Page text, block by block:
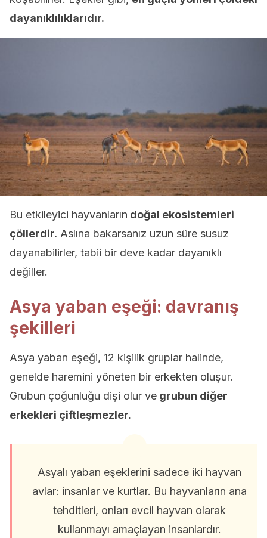
dayanıklılıklarıdır.
Bu etkileyici hayvanların doğal ekosistemleri
çöllerdir. Aslına bakarsanız uzun süre susuz
dayanabilirler, tabii bir deve kadar dayanıklı
değiller.
Asya yaban eşeği: davranış
şekilleri
Asya yaban eşeği, 12 kişilik gruplar halinde,
genelde haremini yöneten bir erkekten oluşur.
Grubun çoğunluğu dişi olur ve grubun diğer
erkekleri çiftleşmezler.
Asyalı yaban eşeklerini sadece iki hayvan
avlar: insanlar ve kurtlar. Bu hayvanların ana
tehditleri, onları evcil hayvan olarak
kullanmayı amaçlayan insanlardır.